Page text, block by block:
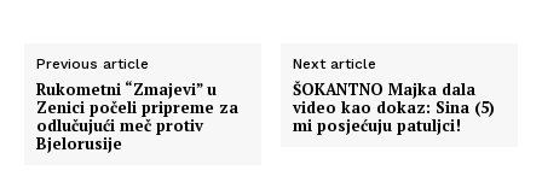
Previous article
Rukometni “Zmajevi” u
Zenici počeli pripreme za
odlučujući meč protiv
Bjelorusije
Next article
ŠOKANTNO Majka dala
video kao dokaz: Sina (5)
mi posjećuju patuljci!